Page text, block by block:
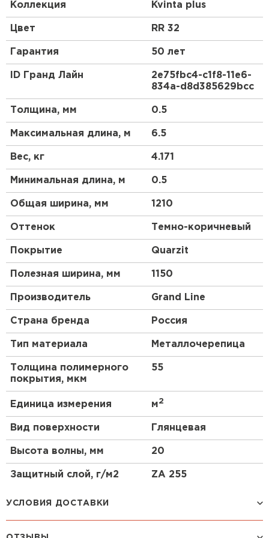
аналогов повышенной прочностью и элегантным
ширины, по сравнению с другими профилями,
металлочерепица Kvinta (стала Kvinta plus)
является более экономичной.
Коллекция Kvinta plus
Цвет RR 32
Гарантия 50 лет
ID Гранд Лайн
2e75fbc4-c1f8-11e6-
834a-d8d385629bcc
Толщина, мм 0.5
Максимальная длина, м 6.5
Вес, кг 4.171
Минимальная длина, м 0.5
Общая ширина, мм 1210
Оттенок Темно-коричневый
Покрытие Quarzit
Полезная ширина, мм 1150
Производитель Grand Line
Страна бренда Россия
Тип материала Металлочерепица
Толщина полимерного
покрытия, мкм
55
Единица измерения м2
Вид поверхности Глянцевая
Высота волны, мм 20
Защитный слой, г/м2 ZA 255
УСЛОВИЯ ДОСТАВКИ